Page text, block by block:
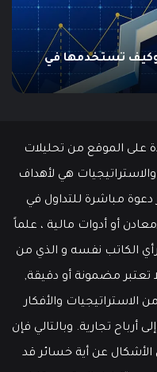
على الموقع من تحليلات
والاستراتيجيات هي لأهداف
دعوة مباشرة للتداول في
أو أدوات مالية ، علماً
الكاتب نفسه و الذي من
تعتبر مضمونة أو دقيقة,
الاستراتيجيات والأفكار
تجارية. وبالتالي فإن
عن أية خسائر قد